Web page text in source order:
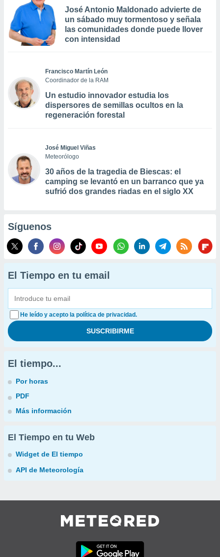
José Antonio Maldonado advierte de
un sábado muy tormentoso y señala
las comunidades donde puede llover
con intensidad
Francisco Martín León
Coordinador de la RAM
Un estudio innovador estudia los
dispersores de semillas ocultos en la
regeneración forestal
José Miguel Viñas
Meteorólogo
30 años de la tragedia de Biescas: el
camping se levantó en un barranco que ya
sufrió dos grandes riadas en el siglo XX
Síguenos
El Tiempo en tu email
He leído y acepto la política de privacidad.
El tiempo...
Por horas
PDF
Más información
El Tiempo en tu Web
Widget de El tiempo
API de Meteorología